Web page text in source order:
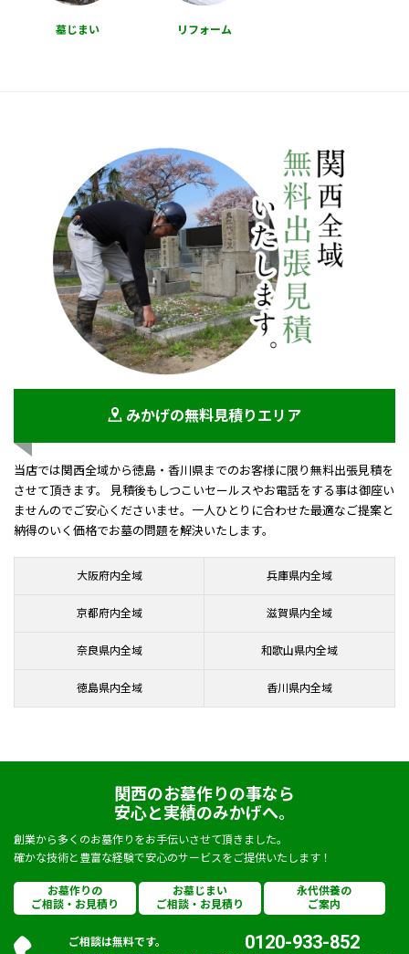
墓じまい リフォーム
みかげの無料見積りエリア
当店では関西全域から徳島・香川県までのお客様に限り無料出張見積を
させて頂きます。 見積後もしつこいセールスやお電話をする事は御座い
ませんのでご安心くださいませ。一人ひとりに合わせた最適なご提案と
納得のいく価格でお墓の問題を解決いたします。
大阪府内全域 兵庫県内全域
京都府内全域 滋賀県内全域
奈良県内全域 和歌山県内全域
徳島県内全域 香川県内全域
関西のお墓作りの事なら
安心と実績のみかげへ。
創業から多くのお墓作りをお手伝いさせて頂きました。
確かな技術と豊富な経験で安心のサービスをご提供いたします！
お墓作りの
ご相談・お見積り
お墓じまい
ご相談・お見積り
永代供養の
ご案内
ご相談は無料です。
0120-933-852